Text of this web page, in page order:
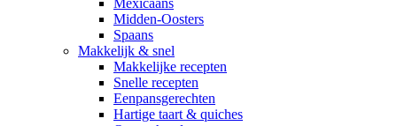
Mexicaans
Midden-Oosters
Spaans
Makkelijk & snel
Makkelijke recepten
Snelle recepten
Eenpansgerechten
Hartige taart & quiches